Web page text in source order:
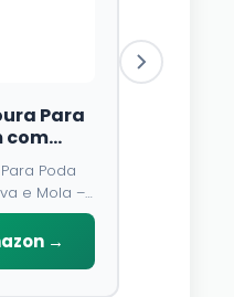
Para
com
Lâmina
Para Poda
e Mola –
e Cabo
→